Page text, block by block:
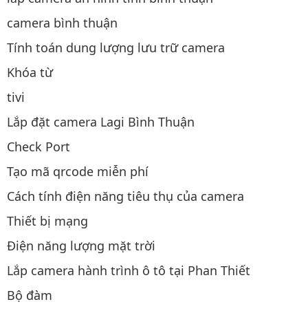
camera bình thuận
Tính toán dung lượng lưu trữ camera
Khóa từ
tivi
Lắp đặt camera Lagi Bình Thuận
Check Port
Tạo mã qrcode miễn phí
Cách tính điện năng tiêu thụ của camera
Thiết bị mạng
Điện năng lượng mặt trời
Lắp camera hành trình ô tô tại Phan Thiết
Bộ đàm